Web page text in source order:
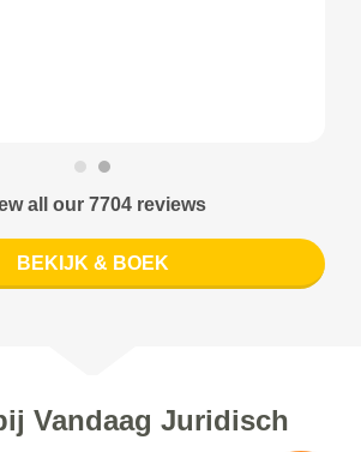
all our 7704 reviews
BEKIJK & BOEK
Vandaag Juridisch